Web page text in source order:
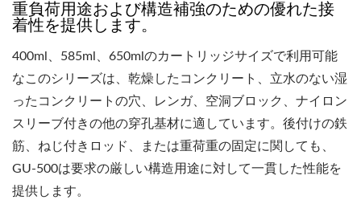
重負荷用途および構造補強のための優れた接
着性を提供します。
400ml、585ml、650mlのカートリッジサイズで利用可能
なこのシリーズは、乾燥したコンクリート、立水のない湿
ったコンクリートの穴、レンガ、空洞ブロック、ナイロン
スリーブ付きの他の穿孔基材に適しています。後付けの鉄
筋、ねじ付きロッド、または重荷重の固定に関しても、
GU-500は要求の厳しい構造用途に対して一貫した性能を
提供します。